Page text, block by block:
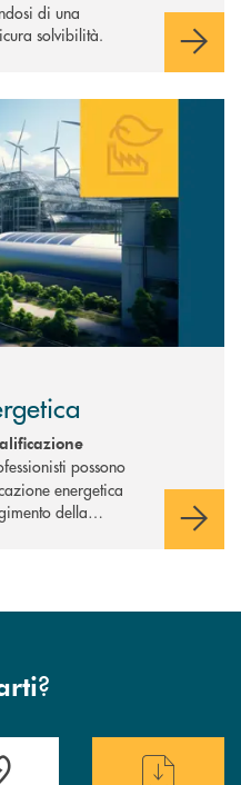
di una
solvibilità.
possono
energetica
della…
?
di assistenza immediata ?
Hai bisogno di